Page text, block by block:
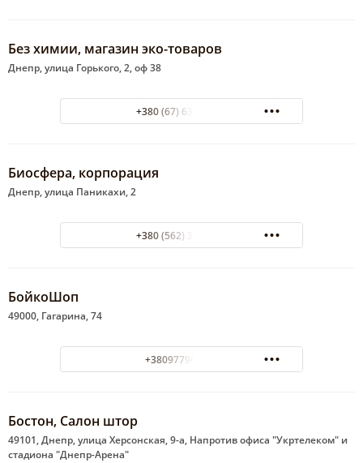
Без химии, магазин эко-товаров
Днепр, улица Горького, 2, оф 38
+380 (67) 630-25-95
Биосфера, корпорация
Днепр, улица Паникахи, 2
+380 (562) 31-01-26
БойкоШоп
49000, Гагарина, 74
+380977965632
Бостон, Салон штор
49101, Днепр, улица Херсонская, 9-а, Напротив офиса "Укртелеком" и
стадиона "Днепр-Арена"